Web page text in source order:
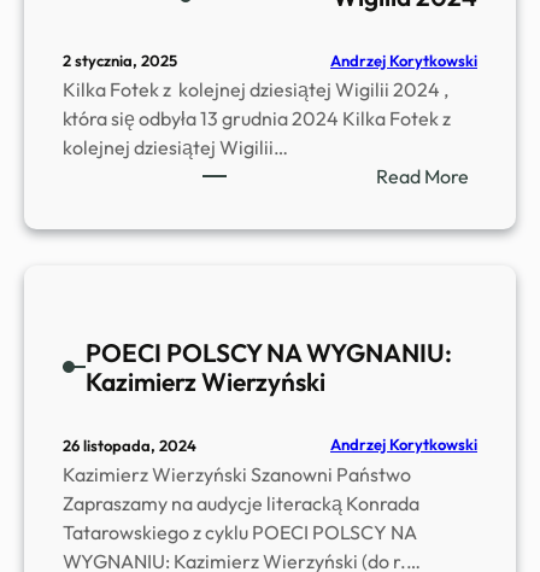
P
K
2 stycznia, 2025 Andrzej Korytkowski
Kilka Fotek z kolejnej dziesiątej Wigilii 2024 ,
która się odbyła 13 grudnia 2024 Kilka Fotek z
kolejnej dziesiątej Wigilii…
Read More:
i
0
POECI POLSCY NA WYGNANIU:
Kazimierz Wierzyński
26 listopada, 2024 Andrzej Korytkowski
Kazimierz Wierzyński Szanowni Państwo
Zapraszamy na audycje literacką Konrada
Tatarowskiego z cyklu POECI POLSCY NA
WYGNANIU: Kazimierz Wierzyński (do r.…